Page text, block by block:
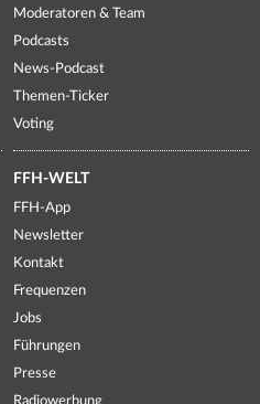
Moderatoren & Team
Podcasts
News-Podcast
Themen-Ticker
Voting
FFH-WELT
FFH-App
Newsletter
Kontakt
Frequenzen
Jobs
Führungen
Presse
Radiowerbung